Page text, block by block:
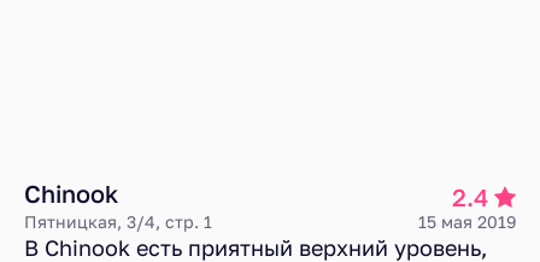
Chinook 2.4
Пятницкая, 3/4, стр. 1 15 мая 2019
В Chinook есть приятный верхний уровень,